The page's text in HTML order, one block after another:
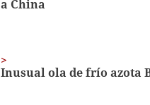
a China
Inusual ola de frío azota